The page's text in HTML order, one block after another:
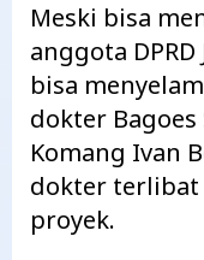
Meski bisa
anggota
bisa
dokter
Komang Ivan
dokter terlibat
proyek.